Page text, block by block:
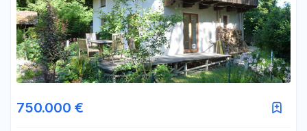
750.000 €